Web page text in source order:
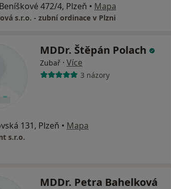
472/4, Plzeň • Mapa
s.r.o. - zubní ordinace v Plzni
MDDr. Štěpán Polach
Zubař · Více
3 názory
131, Plzeň • Mapa
s.r.o.
MDDr. Petra Bahelková